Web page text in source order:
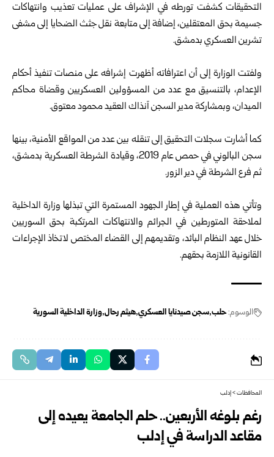
التحقيقات كشفت تورطه في الإشراف على عمليات تعذيب وانتهاكات
جسيمة بحق المعتقلين، إضافة إلى متابعة نقل جثث الضحايا إلى مشفى
تشرين العسكري بدمشق.
ولفتت الوزارة إلى أن اعترافاته أظهرت إشرافه على منصات تنفيذ أحكام
الإعدام، بالتنسيق مع عدد من المسؤولين العسكريين وقضاة محاكم
الميدان، وبمشاركة مدير السجن آنذاك العقيد محمود معتوق.
كما أشارت سجلات التحقيق إلى تنقله بين عدد من المواقع الأمنية، بينها
سجن البالوني في حمص عام 2019، وقيادة الشرطة العسكرية بدمشق،
ثم فرع الشرطة في دير الزور.
وتأتي هذه العملية في إطار الجهود المستمرة التي تبذلها وزارة الداخلية
لملاحقة المتورطين في الجرائم والانتهاكات المرتكبة بحق السوريين
خلال عهد النظام البائد، وتقديمهم إلى القضاء المختص لاتخاذ الإجراءات
القانونية اللازمة بحقهم.
الوسوم:حلب سجن صيدنايا العسكري هيثم رحال وزارة الداخلية ‏السورية
المحافظات>إدلب
رغم بلوغه الأربعين.. حلم الجامعة يعيده إلى
مقاعد الدراسة في إدلب